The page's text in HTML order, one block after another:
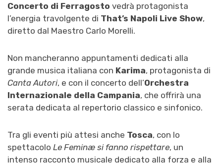
Concerto di Ferragosto vedrà protagonista
l’energia travolgente di That’s Napoli Live Show,
diretto dal Maestro Carlo Morelli.
Non mancheranno appuntamenti dedicati alla
grande musica italiana con Karima, protagonista di
Canta Autori, e con il concerto dell’Orchestra
Internazionale della Campania, che offrirà una
serata dedicata al repertorio classico e sinfonico.
Tra gli eventi più attesi anche Tosca, con lo
spettacolo Le Feminæ si fanno rispettare, un
intenso racconto musicale dedicato alla forza e alla